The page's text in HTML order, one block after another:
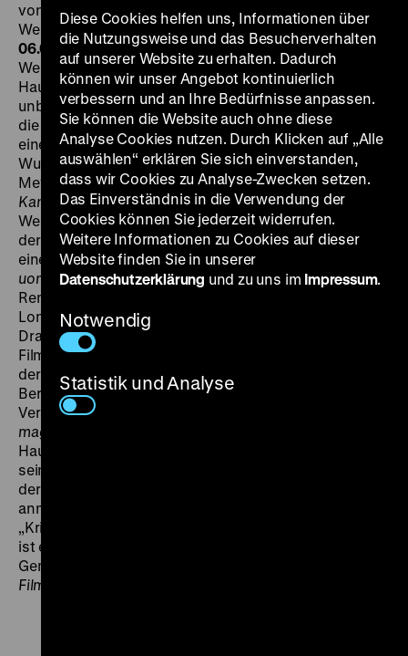
von Giovacchino Forzano, D: Alexander Golling, Otto
Wernicke, Erich Ponto, Herbert Hübner, 97‘· 35mm FR
06.07. um 18.30 Uhr · Einführung: Francesco Bono Erster
Weltkrieg, Ostfront: Zwölf Soldaten und ein
Hauptmann halten die Stellung mit einer als
unbesiegbar geltenden Kanone, vergeblich versuchen
die Russen das Geschütz zu vernichten. Erst durch
einen Verrat erfahren sie vom genauen Standort der
Wunderwaffe – doch wer ist der Verräter? Johannes
Meyers Bavaria-ProduktionDreizehnMann und eine
Kanoneist einer der wenigen deutschen
Weltkriegsfilme der 1930er Jahre, dessen Handlung an
der Ostfront angesiedelt ist. Es ist die Neuverfilmung
eines italienischen Films aus dem Jahr 1936,
uomini e un cannone,von dem auch ein englisches
Remake entstand, das der Italiener Mario Zampi in
London inszenierte. Die italienische Vorlage hatte der
Dramaturg und seit Beginn der 1930er Jahre auch als
Filmregisseur tätige Giovacchino Forzano inszeniert,
der in enger Beziehung zu Benito Mussolini stand.
Bereits 1935 war mitHundert Tage
Version von Forzanos Napoleon-Film
maggio
Hauptrolle.
seiner Vorlage im Wesentlichen treu, wobei sich aus
der anfänglichen Kriegshandlung ein kriminalistisch
anmutendes, spannungsgeladenes Drama entwickelt.
„Krieg und Front bleiben hier Hintergrund. Kernstück
ist ein Verratsfall und seine Auswirkungen auf die
Gemütsverfassung der Beteiligten“ (
Filmlisten
Diese Cookies helfen uns, Informationen über
die Nutzungsweise und das Besucherverhalten
auf unserer Website zu erhalten. Dadurch
können wir unser Angebot kontinuierlich
verbessern und an Ihre Bedürfnisse anpassen.
Sie können die Website auch ohne diese
Analyse Cookies nutzen. Durch Klicken auf „Alle
auswählen“ erklären Sie sich einverstanden,
dass wir Cookies zu Analyse-Zwecken setzen.
Das Einverständnis in die Verwendung der
Cookies können Sie jederzeit widerrufen.
Weitere Informationen zu Cookies auf dieser
Website finden Sie in unserer
Datenschutzerklärung und zu uns im Impressum.
Notwendig
Statistik und Analyse